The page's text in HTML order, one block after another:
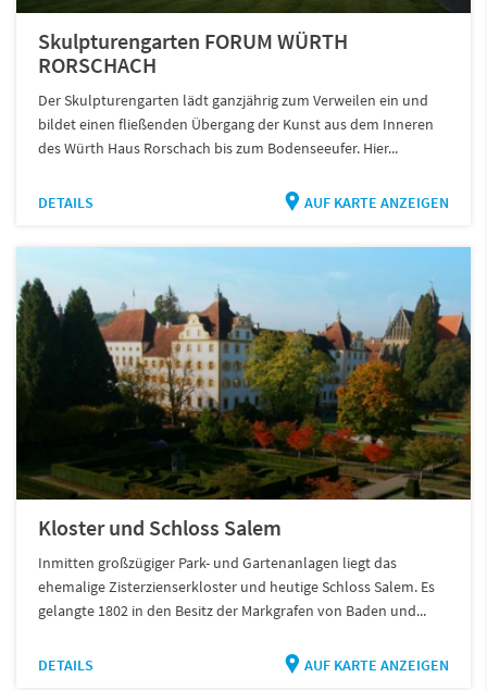
Skulpturengarten FORUM WÜRTH
RORSCHACH
Der Skulpturengarten lädt ganzjährig zum Verweilen ein und
bildet einen fließenden Übergang der Kunst aus dem Inneren
des Würth Haus Rorschach bis zum Bodenseeufer. Hier...
DETAILS AUF KARTE ANZEIGEN
Kloster und Schloss Salem
Inmitten großzügiger Park- und Gartenanlagen liegt das
ehemalige Zisterzienserkloster und heutige Schloss Salem. Es
gelangte 1802 in den Besitz der Markgrafen von Baden und...
DETAILS AUF KARTE ANZEIGEN